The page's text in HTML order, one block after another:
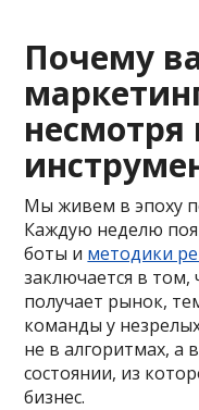
Почему
несмотря
Мы живем в эпоху
Каждую неделю
боты и методики
заключается в
получает рынок,
команды у
не в алгоритмах, а
состоянии, из
бизнес.